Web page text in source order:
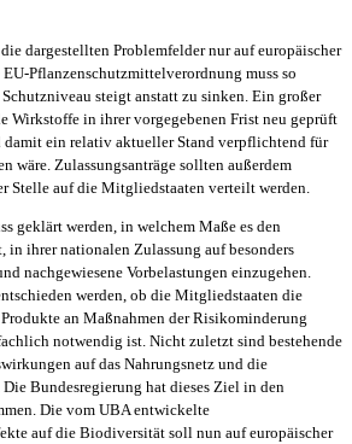
dargestellten Problemfelder nur auf europäischer
Pflanzenschutzmittelverordnung muss so
Schutzniveau steigt anstatt zu sinken. Ein großer
Wirkstoffe in ihrer vorgegebenen Frist neu geprüft
damit ein relativ aktueller Stand verpflichtend für
wäre. Zulassungsanträge sollten außerdem
Stelle auf die Mitgliedstaaten verteilt werden.
geklärt werden, in welchem Maße es den
ihrer nationalen Zulassung auf besonders
nachgewiesene Vorbelastungen einzugehen.
werden, ob die Mitgliedstaaten die
an Maßnahmen der Risikominderung
notwendig ist. Nicht zuletzt sind bestehende
auf das Nahrungsnetz und die
Bundesregierung hat dieses Ziel in den
Die vom UBA entwickelte
auf die Biodiversität soll nun auf europäischer